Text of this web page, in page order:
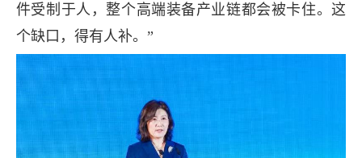
件受制于人，整个高端装备产业链都会被卡住。这
个缺口，得有人补。”